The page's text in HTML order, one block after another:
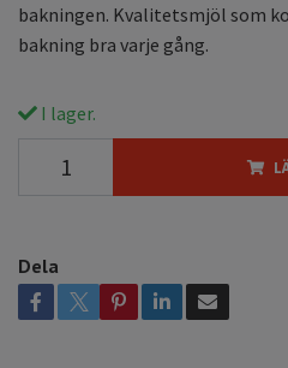
bakningen. Kvalitetsmjöl som
bakning bra varje gång.
I lager.
Dela